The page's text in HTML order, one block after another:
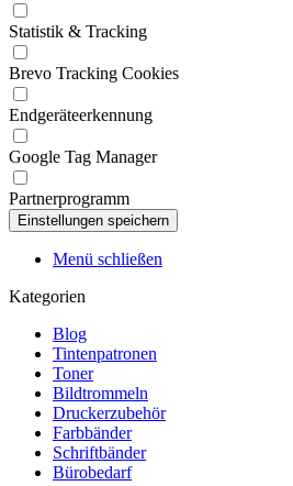
Statistik & Tracking
Brevo Tracking Cookies
Endgeräteerkennung
Google Tag Manager
Partnerprogramm
Menü schließen
Kategorien
Blog
Tintenpatronen
Toner
Bildtrommeln
Druckerzubehör
Farbbänder
Schriftbänder
Bürobedarf